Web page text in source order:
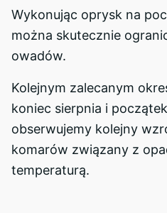
Wykonując oprysk na
można skutecznie
owadów.
Kolejnym zalecanym
koniec sierpnia i
obserwujemy kolejny
komarów związany z
temperaturą.